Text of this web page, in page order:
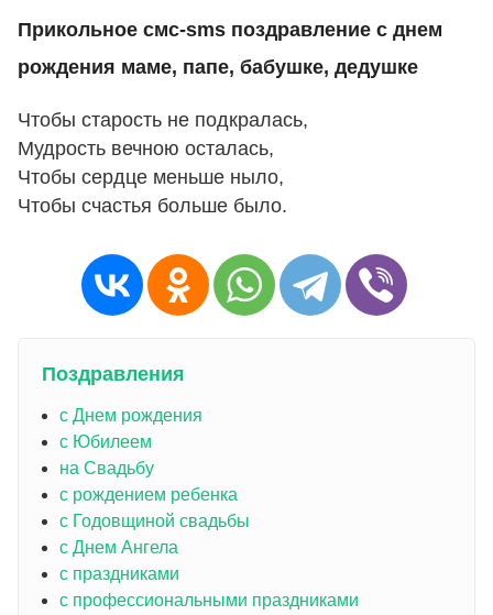
Прикольное смс-sms поздравление с днем
рождения маме, папе, бабушке, дедушке
Чтобы старость не подкралась,
Мудрость вечною осталась,
Чтобы сердце меньше ныло,
Чтобы счастья больше было.
Поздравления
с Днем рождения
с Юбилеем
на Свадьбу
с рождением ребенка
с Годовщиной свадьбы
с Днем Ангела
с праздниками
с профессиональными праздниками